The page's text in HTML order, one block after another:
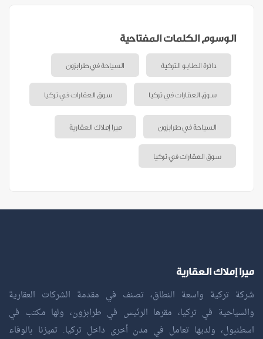
الوسوم الكلمات المفتاحية
السياحة في طرابزون دائرة الطابو التركية
سوق العقارات في تركيا سوق العقارات في تركيا
ميرا إملاك العقارية السياحة في طرابزون
سوق العقارات في تركيا
ميرا إملاك العقارية
شركة تركية واسعة النطاق، تصنف في مقدمة الشركات العقارية
والسياحية في تركيا، مقرها الرئيس في طرابزون، ولها مكتب في
اسطنبول، ولديها تعامل في مدن أخرى داخل تركيا. تميزنا بالوفاء